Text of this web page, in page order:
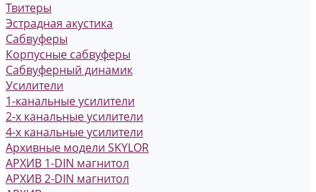
Твитеры
Эстрадная акустика
Сабвуферы
Корпусные сабвуферы
Сабвуферный динамик
Усилители
1-канальные усилители
2-х канальные усилители
4-х канальные усилители
Архивные модели SKYLOR
АРХИВ 1-DIN магнитол
АРХИВ 2-DIN магнитол